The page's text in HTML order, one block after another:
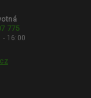
775
- 16:00